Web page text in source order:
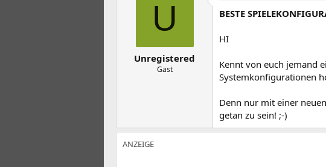
t
a
U
Unregistered
Gast
BESTE
HI
Kennt von euch jemand
Systemkonfigurationen
Denn nur mit einer
getan zu sein! ;-)